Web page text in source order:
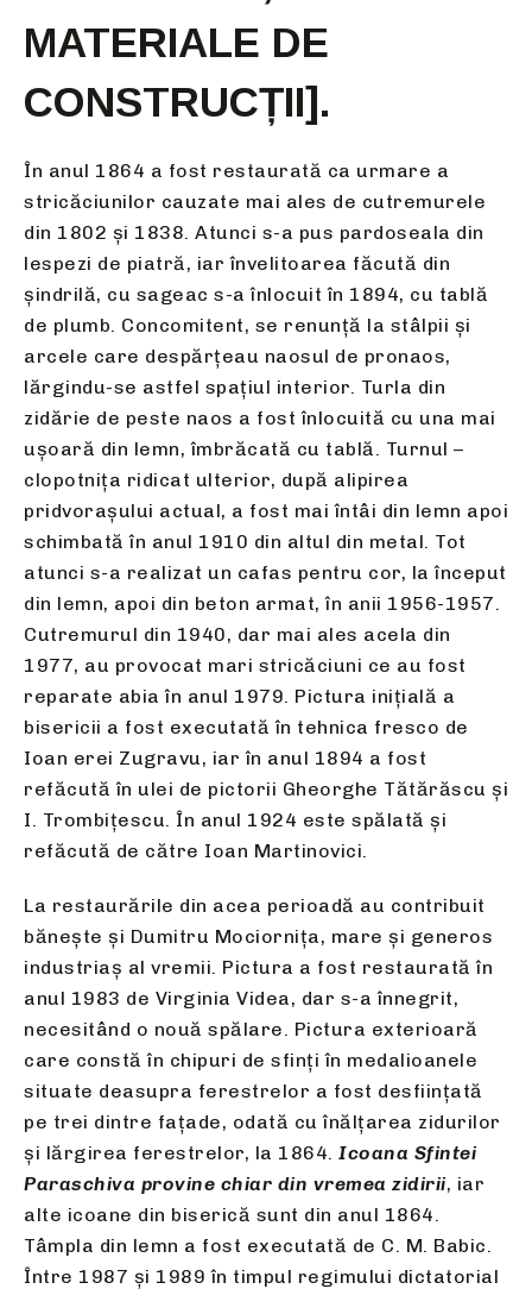
MATERIALE DE
CONSTRUCȚII].
În anul 1864 a fost restaurată ca urmare a
stricăciunilor cauzate mai ales de cutremurele
din 1802 și 1838. Atunci s-a pus pardoseala din
lespezi de piatră, iar învelitoarea făcută din
șindrilă, cu sageac s-a înlocuit în 1894, cu tablă
de plumb. Concomitent, se renunță la stâlpii și
arcele care despărțeau naosul de pronaos,
lărgindu-se astfel spațiul interior. Turla din
zidărie de peste naos a fost înlocuită cu una mai
ușoară din lemn, îmbrăcată cu tablă. Turnul –
clopotnița ridicat ulterior, după alipirea
pridvorașului actual, a fost mai întâi din lemn apoi
schimbată în anul 1910 din altul din metal. Tot
atunci s-a realizat un cafas pentru cor, la început
din lemn, apoi din beton armat, în anii 1956-1957.
Cutremurul din 1940, dar mai ales acela din
1977, au provocat mari stricăciuni ce au fost
reparate abia în anul 1979. Pictura inițială a
bisericii a fost executată în tehnica fresco de
Ioan erei Zugravu, iar în anul 1894 a fost
refăcută în ulei de pictorii Gheorghe Tătărăscu și
I. Trombițescu. În anul 1924 este spălată și
refăcută de către Ioan Martinovici.
La restaurările din acea perioadă au contribuit
bănește și Dumitru Mociornița, mare și generos
industriaș al vremii. Pictura a fost restaurată în
anul 1983 de Virginia Videa, dar s-a înnegrit,
necesitând o nouă spălare. Pictura exterioară
care constă în chipuri de sfinți în medalioanele
situate deasupra ferestrelor a fost desființată
pe trei dintre fațade, odată cu înălțarea zidurilor
și lărgirea ferestrelor, la 1864. Icoana Sfintei
Paraschiva provine chiar din vremea zidirii, iar
alte icoane din biserică sunt din anul 1864.
Tâmpla din lemn a fost executată de C. M. Babic.
Între 1987 și 1989 în timpul regimului dictatorial